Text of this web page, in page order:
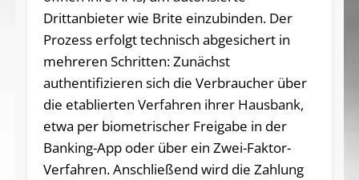
Drittanbieter wie Brite einzubinden. Der
Prozess erfolgt technisch abgesichert in
mehreren Schritten: Zunächst
authentifizieren sich die Verbraucher über
die etablierten Verfahren ihrer Hausbank,
etwa per biometrischer Freigabe in der
Banking-App oder über ein Zwei-Faktor-
Verfahren. Anschließend wird die Zahlung